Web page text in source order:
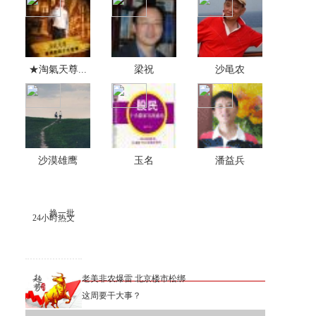
★淘氣天尊... 梁祝 沙黾农
沙漠雄鹰 玉名 潘益兵
24小时热文
换一批
老美非农爆雷 北京楼市松绑
这周要干大事？